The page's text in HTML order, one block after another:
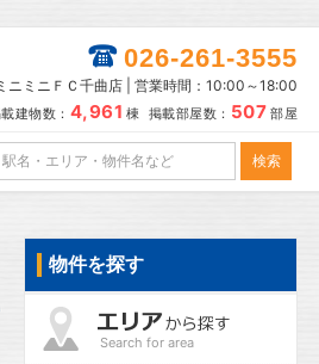
026-261-3555
ニミニＦＣ千曲店 | 営業時間：10:00～18:00
建物数： 4,961 棟 掲載部屋数： 507 部屋
物件を探す
Search for area